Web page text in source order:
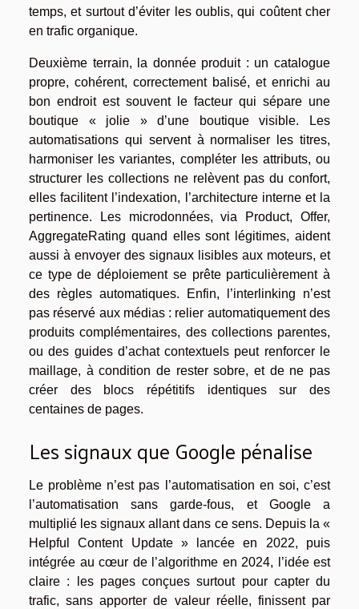
temps, et surtout d’éviter les oublis, qui coûtent cher
en trafic organique.
Deuxième terrain, la donnée produit : un catalogue
propre, cohérent, correctement balisé, et enrichi au
bon endroit est souvent le facteur qui sépare une
boutique « jolie » d’une boutique visible. Les
automatisations qui servent à normaliser les titres,
harmoniser les variantes, compléter les attributs, ou
structurer les collections ne relèvent pas du confort,
elles facilitent l’indexation, l’architecture interne et la
pertinence. Les microdonnées, via Product, Offer,
AggregateRating quand elles sont légitimes, aident
aussi à envoyer des signaux lisibles aux moteurs, et
ce type de déploiement se prête particulièrement à
des règles automatiques. Enfin, l’interlinking n’est
pas réservé aux médias : relier automatiquement des
produits complémentaires, des collections parentes,
ou des guides d’achat contextuels peut renforcer le
maillage, à condition de rester sobre, et de ne pas
créer des blocs répétitifs identiques sur des
centaines de pages.
Les signaux que Google pénalise
Le problème n’est pas l’automatisation en soi, c’est
l’automatisation sans garde-fous, et Google a
multiplié les signaux allant dans ce sens. Depuis la «
Helpful Content Update » lancée en 2022, puis
intégrée au cœur de l’algorithme en 2024, l’idée est
claire : les pages conçues surtout pour capter du
trafic, sans apporter de valeur réelle, finissent par